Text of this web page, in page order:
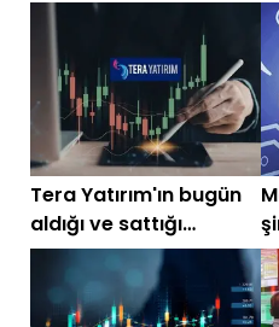
hissede çifte başarı
Tera Yatırım'ın bugün
aldığı ve sattığı
hisseler